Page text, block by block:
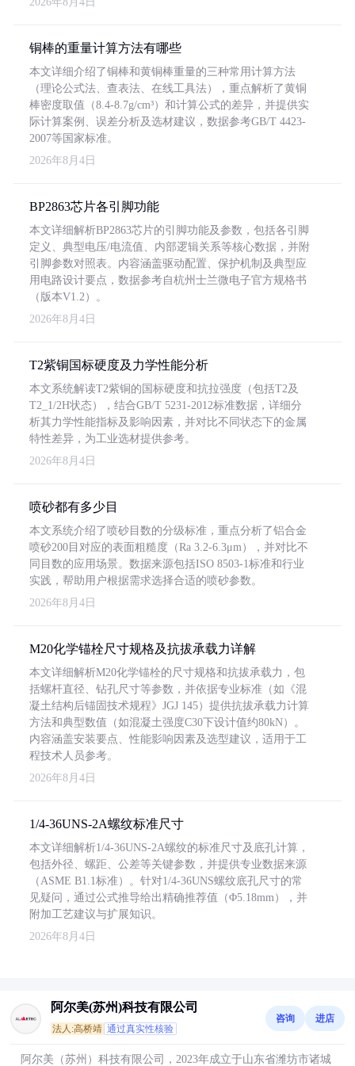
铜棒的重量计算方法有哪些
本文详细介绍了铜棒和黄铜棒重量的三种常用计算方法
（理论公式法、查表法、在线工具法），重点解析了黄铜
棒密度取值（8.4-8.7g/cm³）和计算公式的差异，并提供实
际计算案例、误差分析及选材建议，数据参考GB/T 4423-
2007等国家标准。
2026年8月4日
BP2863芯片各引脚功能
本文详细解析BP2863芯片的引脚功能及参数，包括各引脚
定义、典型电压/电流值、内部逻辑关系等核心数据，并附
引脚参数对照表。内容涵盖驱动配置、保护机制及典型应
用电路设计要点，数据参考自杭州士兰微电子官方规格书
（版本V1.2）。
2026年8月4日
T2紫铜国标硬度及力学性能分析
本文系统解读T2紫铜的国标硬度和抗拉强度（包括T2及
T2_1/2H状态），结合GB/T 5231-2012标准数据，详细分
析其力学性能指标及影响因素，并对比不同状态下的金属
特性差异，为工业选材提供参考。
2026年8月4日
喷砂都有多少目
本文系统介绍了喷砂目数的分级标准，重点分析了铝合金
喷砂200目对应的表面粗糙度（Ra 3.2-6.3μm），并对比不
同目数的应用场景。数据来源包括ISO 8503-1标准和行业
实践，帮助用户根据需求选择合适的喷砂参数。
2026年8月4日
M20化学锚栓尺寸规格及抗拔承载力详解
本文详细解析M20化学锚栓的尺寸规格和抗拔承载力，包
括螺杆直径、钻孔尺寸等参数，并依据专业标准（如《混
凝土结构后锚固技术规程》JGJ 145）提供抗拔承载力计算
方法和典型数值（如混凝土强度C30下设计值约80kN）。
内容涵盖安装要点、性能影响因素及选型建议，适用于工
程技术人员参考。
2026年8月4日
1/4-36UNS-2A螺纹标准尺寸
本文详细解析1/4-36UNS-2A螺纹的标准尺寸及底孔计算，
包括外径、螺距、公差等关键参数，并提供专业数据来源
（ASME B1.1标准）。针对1/4-36UNS螺纹底孔尺寸的常
见疑问，通过公式推导给出精确推荐值（Φ5.18mm），并
附加工艺建议与扩展知识。
2026年8月4日
阿尔美(苏州)科技有限公司
法人:高桥靖 通过真实性核验
咨询 进店
阿尔美（苏州）科技有限公司，2023年成立于山东省潍坊市诸城